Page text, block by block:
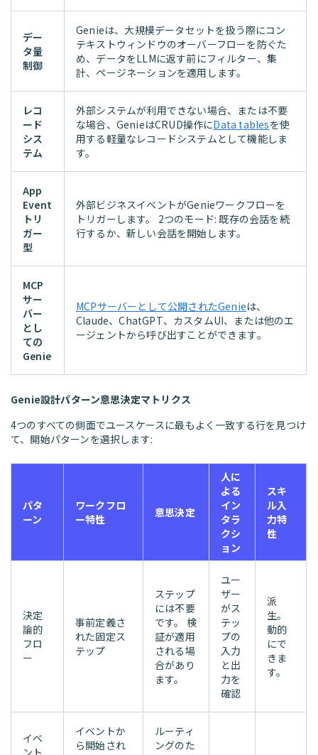
デー
タ量
制御
Genieは、大規模データセットを扱う際にコン
テキストウィンドウのオーバーフローを防ぐた
め、データをLLMに返す前にフィルター、集
計、ページネーションを適用します。
レコ
ード
シス
テム
外部システムが利用できない場合、または不要
な場合、GenieはCRUD操作にData tablesを使
用する軽量なレコードシステムとして機能しま
す。
App
Event
トリ
ガー
型
外部ビジネスイベントがGenieワークフローを
トリガーします。 2つのモード: 既存の会話を続
行するか、新しい会話を開始します。
MCP
サー
バー
とし
ての
Genie
MCPサーバーとして公開されたGenieは、
Claude、ChatGPT、カスタムUI、または他のエ
ージェントから呼び出すことができます。
Genie設計パターン意思決定マトリクス
4つのすべての側面でユースケースに最もよく一致する行を見つけ
て、開始パターンを選択します:
パタ
ーン
ワークフロ
ー特性
意思決定
人に
よる
イン
タラ
クシ
ョン
スキ
ル入
力特
性
決定
論的
フロ
ー
事前定義さ
れた固定ス
テップ
ステップ
には不要
です。 検
証が適用
される場
合があり
ます。
ユー
ザー
がス
テッ
プの
入力
と出
力を
確認
派
生。
動的
にで
きま
す。
イベ
ント
イベントか
ら開始され
ルーティ
ングのた